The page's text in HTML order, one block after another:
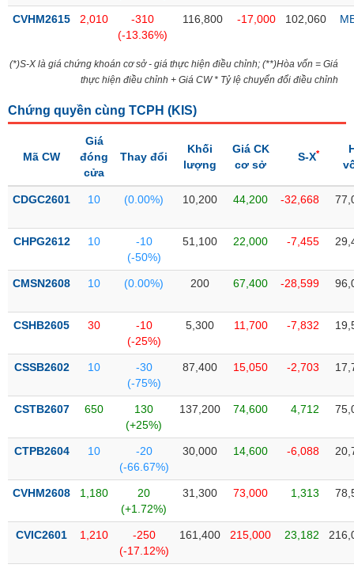
được
ETF
phiếu
tiết
quan
dịch
chính
tích
thuật
sơ
doanh
Tin
CVHM2615 2,010
-310
(-13.36%)
116,800 -17,000 102,060
(*)S-X là giá chứng khoán cơ sở - giá thực hiện điều chỉnh; (**)Hòa vốn = Giá
thực hiện điều chỉnh + Giá CW * Tỷ lệ chuyển đổi điều chỉnh
Chứng quyền cùng TCPH (KIS)
Mã CW
Giá
đóng
cửa
Thay đổi
Khối
lượng
Giá CK
cơ sở
S-X*
CDGC2601 10 (0.00%) 10,200 44,200 -32,668
CHPG2612 10
-10
(-50%)
51,100 22,000 -7,455
CMSN2608 10 (0.00%) 200 67,400 -28,599
CSHB2605 30
-10
(-25%)
5,300 11,700 -7,832
CSSB2602 10
-30
(-75%)
87,400 15,050 -2,703
CSTB2607 650
130
(+25%)
137,200 74,600 4,712
CTPB2604 10
-20
(-66.67%)
30,000 14,600 -6,088
CVHM2608 1,180
20
(+1.72%)
31,300 73,000 1,313
CVIC2601 1,210
-250
(-17.12%)
161,400 215,000 23,182
LIỆU
TIN
Ngành
(-)
SECTOR
NĂNG
VẬT
CÔNG